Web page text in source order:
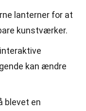
lanterner for at
kunstværker.
kan ændre
blevet en